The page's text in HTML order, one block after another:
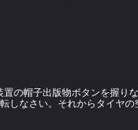
の帽子出版物ボタンを握りな
しなさい。それからタイヤの